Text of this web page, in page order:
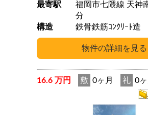
最寄駅
福岡市七隈線 天神南 駅 徒歩
分
構造
鉄骨鉄筋ｺﾝｸﾘｰﾄ造
16.6 万円 敷 0ヶ月 礼 0ヶ